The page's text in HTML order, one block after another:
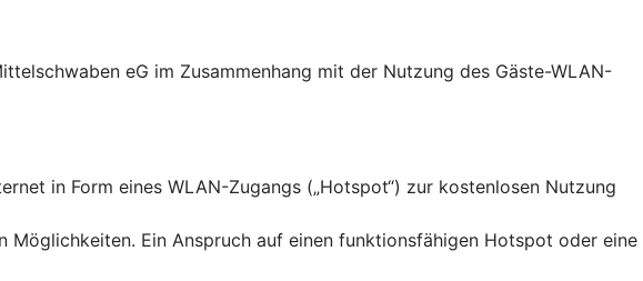
eG im Zusammenhang mit der Nutzung des Gäste-WLAN-
in Form eines WLAN-Zugangs („Hotspot“) zur kostenlosen Nutzung
Ein Anspruch auf einen funktionsfähigen Hotspot oder eine